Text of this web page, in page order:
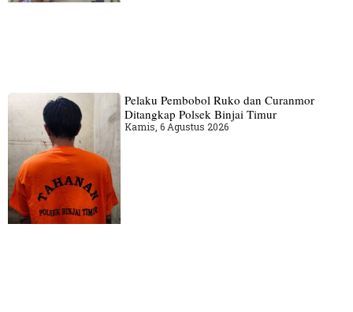
Pelaku Pembobol Ruko dan Curanmor
Ditangkap Polsek Binjai Timur
Kamis, 6 Agustus 2026